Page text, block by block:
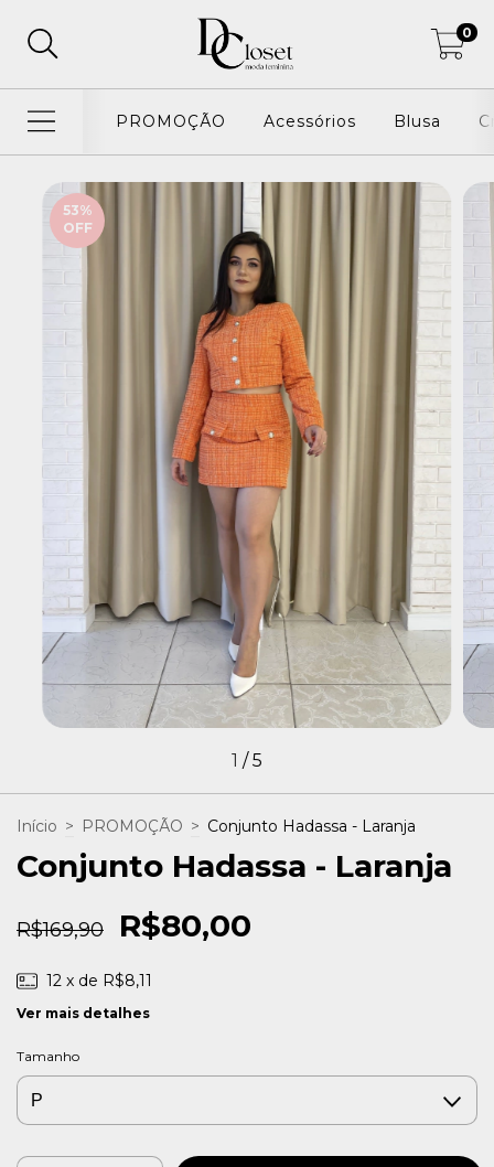
0
PROMOÇÃO Acessórios Blusa
53%
OFF
1 /5
Início > PROMOÇÃO > Conjunto Hadassa - Laranja
Conjunto Hadassa - Laranja
R$169,90 R$80,00
12 x de R$8,11
Ver mais detalhes
Tamanho